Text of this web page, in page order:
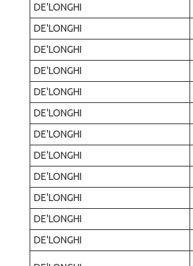
DE'LONGHI
DE'LONGHI
DE'LONGHI
DE'LONGHI
DE'LONGHI
DE'LONGHI
DE'LONGHI
DE'LONGHI
DE'LONGHI
DE'LONGHI
DE'LONGHI
DE'LONGHI